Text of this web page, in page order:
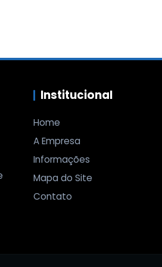
Institucional
Home
A Empresa
Informações
Mapa do Site
Contato